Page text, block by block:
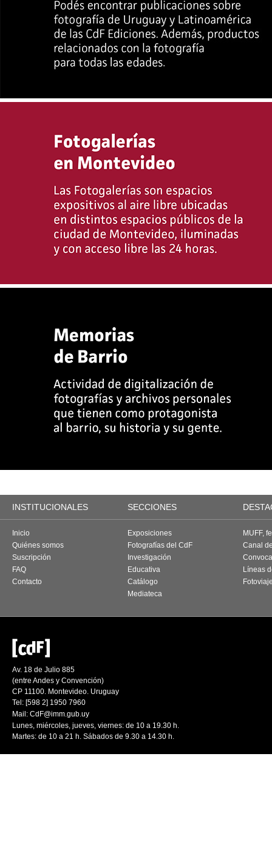
INSTITUCIONALES SECCIONES
Inicio
Quiénes somos
Suscripción
FAQ
Contacto
Exposiciones
Fotografías del CdF
Investigación
Educativa
Catálogo
Mediateca
MUFF,
Canal
Líneas
Av. 18 de Julio 885
(entre Andes y Convención)
CP 11100. Montevideo. Uruguay
Tel: [598 2] 1950 7960
Mail: CdF@imm.gub.uy
Lunes, miércoles, jueves, viernes: de 10 a 19.30 h.
Martes: de 10 a 21 h. Sábados de 9.30 a 14.30 h.